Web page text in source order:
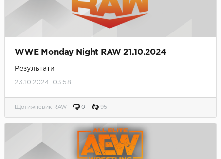
WWE Monday Night RAW 21.10.2024
Результати
23.10.2024, 03:58
Щотижневик RAW 0 95